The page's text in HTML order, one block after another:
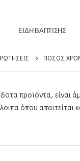
ΕΊΔΗ ΒΆΠΤΙΣΗΣ
ΠΌΣΟΣ
προϊόντα, είναι
όπου